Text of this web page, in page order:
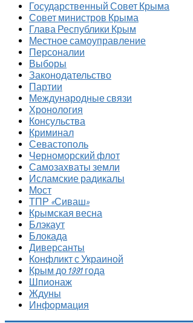
Государственный Совет Крыма
Совет министров Крыма
Глава Республики Крым
Местное самоуправление
Персоналии
Выборы
Законодательство
Партии
Международные связи
Хронология
Консульства
Криминал
Севастополь
Черноморский флот
Самозахваты земли
Исламские радикалы
Мост
ТПР «Сиваш»
Крымская весна
Блэкаут
Блокада
Диверсанты
Конфликт с Украиной
Крым до 1991 года
Шпионаж
Ждуны
Информация